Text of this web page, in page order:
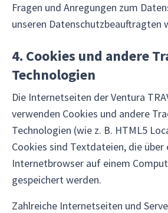
Fragen und Anregungen zum
unseren Datenschutzbeauftragten
4. Cookies und andere
Technologien
Die Internetseiten der Ventura
verwenden Cookies und andere
Technologien (wie z. B. HTML5
Cookies sind Textdateien, die über
Internetbrowser auf einem
gespeichert werden.
Zahlreiche Internetseiten und